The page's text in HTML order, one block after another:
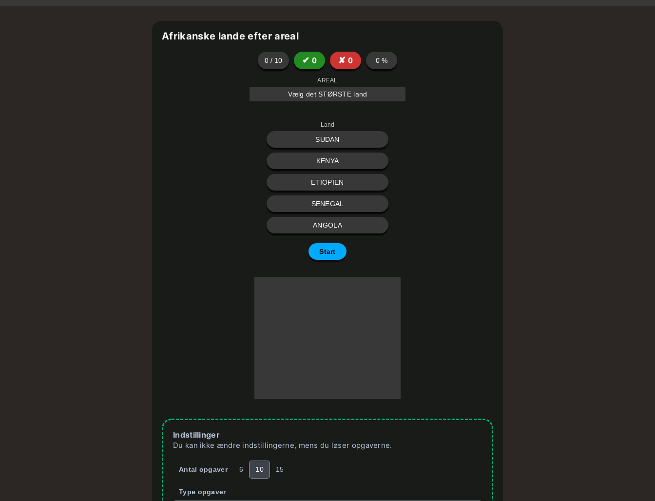
Afrikanske lande efter areal
0 / 10 ✔ 0 ✘ 0 0 %
AREAL
Vælg det STØRSTE land
Land
SUDAN
KENYA
ETIOPIEN
SENEGAL
ANGOLA
Start
Indstillinger
Du kan ikke ændre indstillingerne, mens du løser opgaverne.
Antal opgaver 6 10 15
Type opgaver